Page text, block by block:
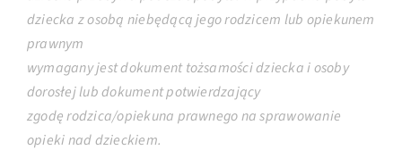
dziecka z osobą niebędącą jego rodzicem lub opiekunem
prawnym
wymagany jest dokument tożsamości dziecka i osoby
dorosłej lub dokument potwierdzający
zgodę rodzica/opiekuna prawnego na sprawowanie
opieki nad dzieckiem.